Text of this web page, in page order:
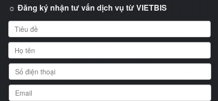
☼ Đăng ký nhận tư vấn dịch vụ từ VIETBIS